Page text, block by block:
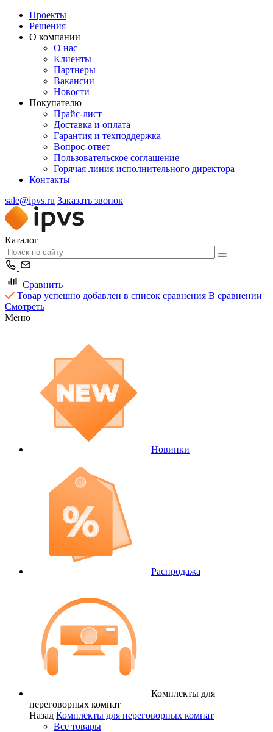
Проекты
Решения
О компании
О нас
Клиенты
Партнеры
Вакансии
Новости
Покупателю
Прайс-лист
Доставка и оплата
Гарантия и техподдержка
Вопрос-ответ
Пользовательское соглашение
Горячая линия исполнительного директора
Контакты
sale@ipvs.ru Заказать звонок
Каталог
Сравнить
Товар успешно добавлен в список сравнения В сравнении
Смотреть
Меню
Новинки
Распродажа
Комплекты для
переговорных комнат
Назад Комплекты для переговорных комнат
Все товары